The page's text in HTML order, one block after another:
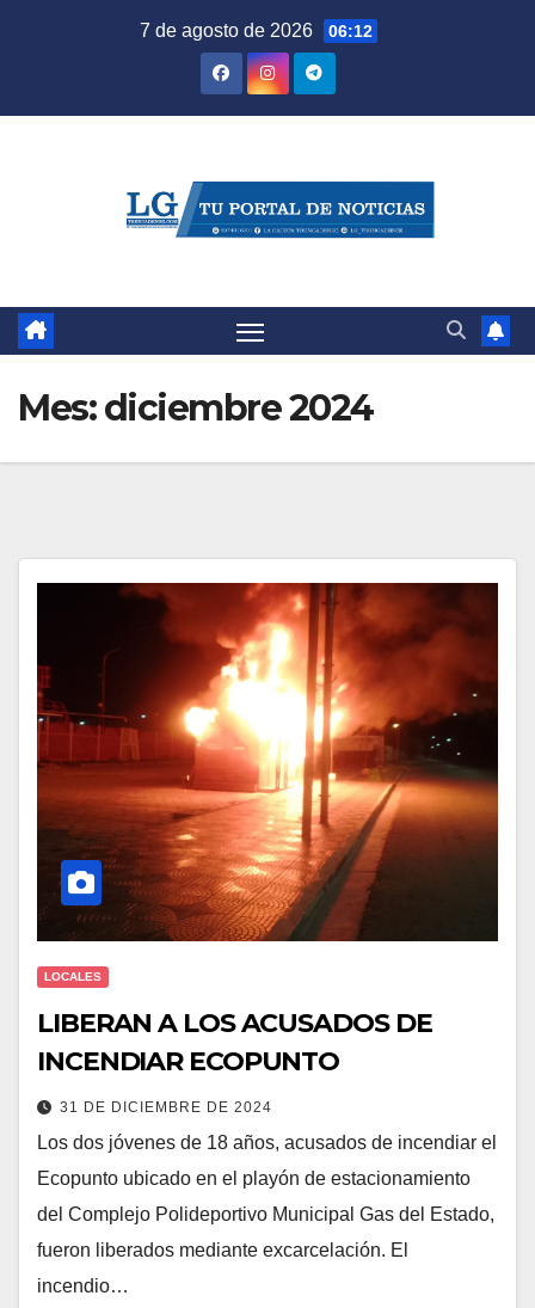
7 de agosto de 2026 06:12
Mes:diciembre 2024
LOCALES
LIBERAN A LOS ACUSADOS DE
INCENDIAR ECOPUNTO
31 DE DICIEMBRE DE 2024
Los dos jóvenes de 18 años, acusados de incendiar el
Ecopunto ubicado en el playón de estacionamiento
del Complejo Polideportivo Municipal Gas del Estado,
fueron liberados mediante excarcelación. El
incendio…